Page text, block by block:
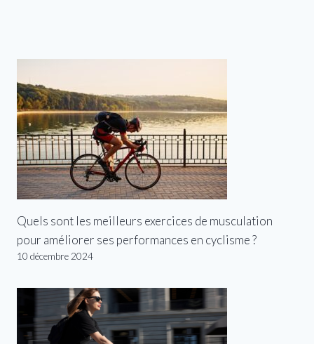
Quels sont les meilleurs exercices de musculation
pour améliorer ses performances en cyclisme ?
10 décembre 2024